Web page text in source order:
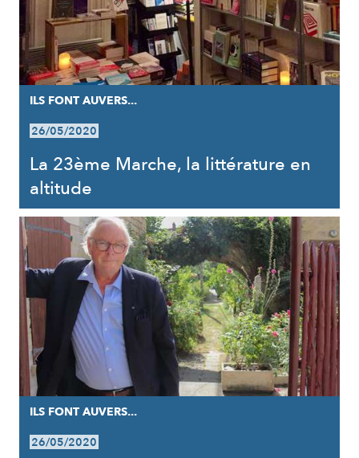
ILS FONT AUVERS...
26/05/2020
La 23ème Marche, la littérature en
altitude
ILS FONT AUVERS...
26/05/2020